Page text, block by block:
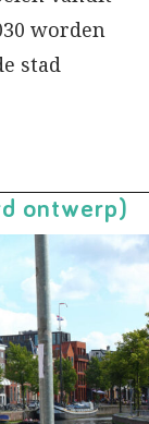
worden
stad
ontwerp)